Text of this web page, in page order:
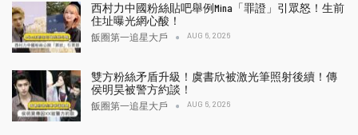
西村力中國粉絲貼吧舉例Mina「罪證」引眾怒！生前
住址曝光網心酸！
飯圈第一追星大戶 AUG 6, 2026
雙方粉絲矛盾升級！虞書欣被激光筆照射後續！傳
侯明昊被警方約談！
飯圈第一追星大戶 AUG 6, 2026